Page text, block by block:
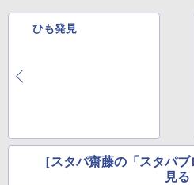
ひも発見
［スタパ齋藤の「スタパ
見る